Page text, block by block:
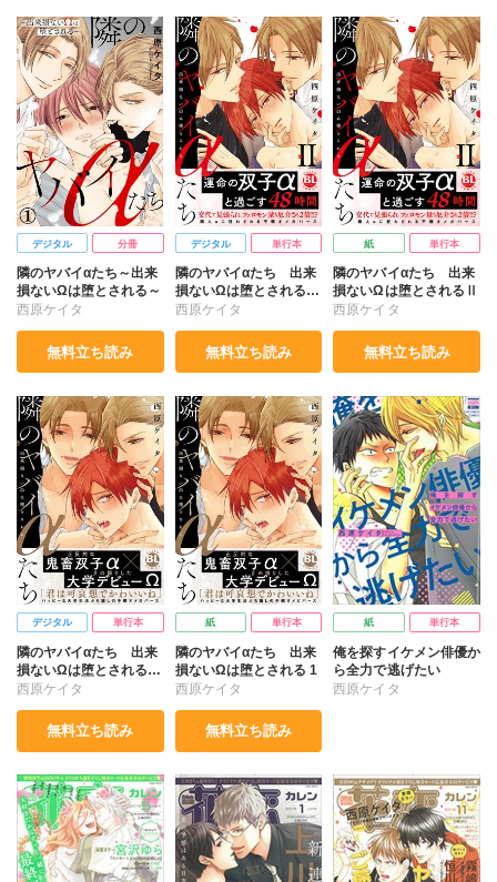
デジタル 分冊
隣のヤバイαたち～出来
損ないΩは堕とされる～
西原ケイタ
無料立ち読み
デジタル 単行本
隣のヤバイαたち 出来
損ないΩは堕とされる
【単行本版】2
西原ケイタ
無料立ち読み
紙 単行本
隣のヤバイαたち 出来
損ないΩは堕とされるⅡ
西原ケイタ
無料立ち読み
デジタル 単行本
隣のヤバイαたち 出来
損ないΩは堕とされる
【単行本版】【電子書店
西原ケイタ
無料立ち読み
紙 単行本
隣のヤバイαたち 出来
損ないΩは堕とされる 1
西原ケイタ
無料立ち読み
紙 単行本
俺を探すイケメン俳優か
ら全力で逃げたい
西原ケイタ